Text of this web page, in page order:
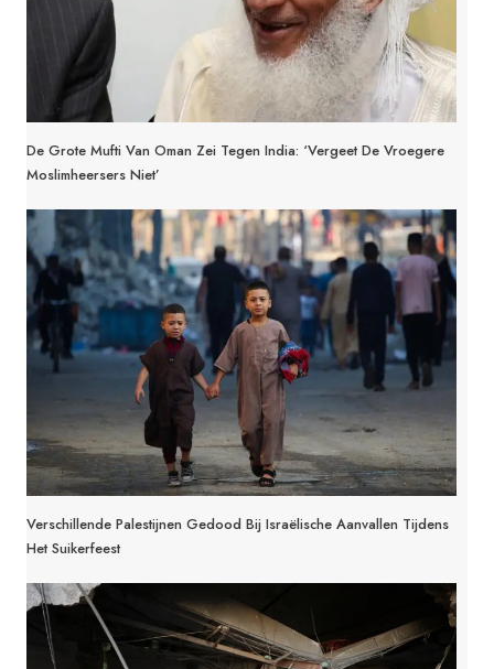
De Grote Mufti Van Oman Zei Tegen India: ‘Vergeet De Vroegere
Moslimheersers Niet’
Verschillende Palestijnen Gedood Bij Israëlische Aanvallen Tijdens
Het Suikerfeest